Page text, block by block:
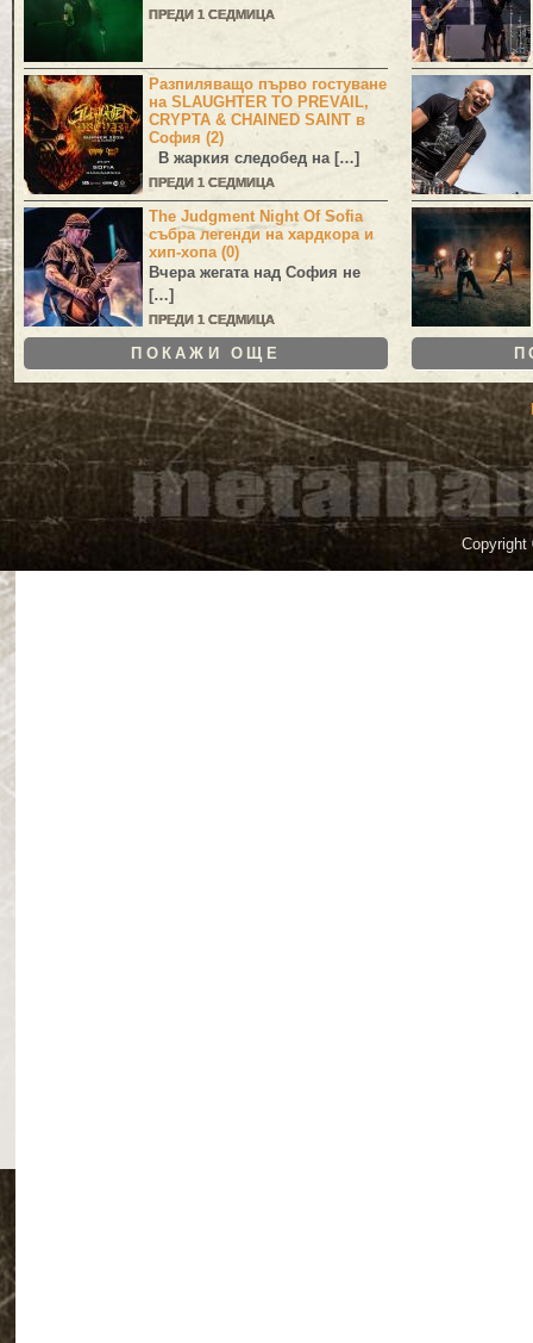
ПРЕДИ 1 СЕДМИЦА
Разпиляващо първо гостуване
на SLAUGHTER TO PREVAIL,
CRYPTA & CHAINED SAINT в
София (2)
В жаркия следобед на […]
ПРЕДИ 1 СЕДМИЦА
The Judgment Night Of Sofia
събра легенди на хардкора и
хип-хопа (0)
Вчера жегата над София не
[…]
ПРЕДИ 1 СЕДМИЦА
ПОКАЖИ ОЩЕ